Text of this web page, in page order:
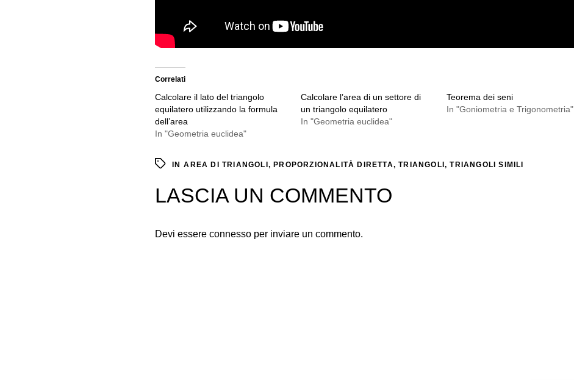
Correlati
Calcolare il lato del triangolo
equilatero utilizzando la formula
dell’area
In "Geometria euclidea"
Calcolare l’area di un settore di
un triangolo equilatero
In "Geometria euclidea"
Teorema dei seni
In "Goniometria e Trigonometria"
IN AREA DI TRIANGOLI,PROPORZIONALITÀ DIRETTA,TRIANGOLI,TRIANGOLI SIMILI
LASCIA UN COMMENTO
Devi essere connesso per inviare un commento.